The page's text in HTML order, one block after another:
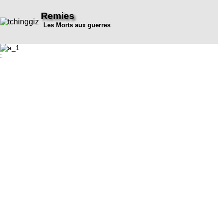
Remies
Les Morts aux guerres
: